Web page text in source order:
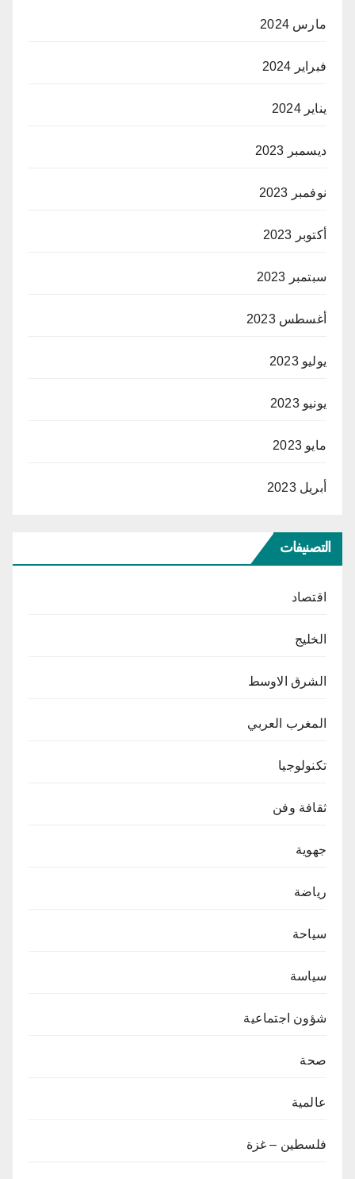
مارس 2024
فبراير 2024
يناير 2024
ديسمبر 2023
نوفمبر 2023
أكتوبر 2023
سبتمبر 2023
أغسطس 2023
يوليو 2023
يونيو 2023
مايو 2023
أبريل 2023
التصنيفات
اقتصاد
الخليج
الشرق الاوسط
المغرب العربي
تكنولوجيا
ثقافة وفن
جهوية
رياضة
سياحة
سياسة
شؤون اجتماعية
صحة
عالمية
فلسطين – غزة